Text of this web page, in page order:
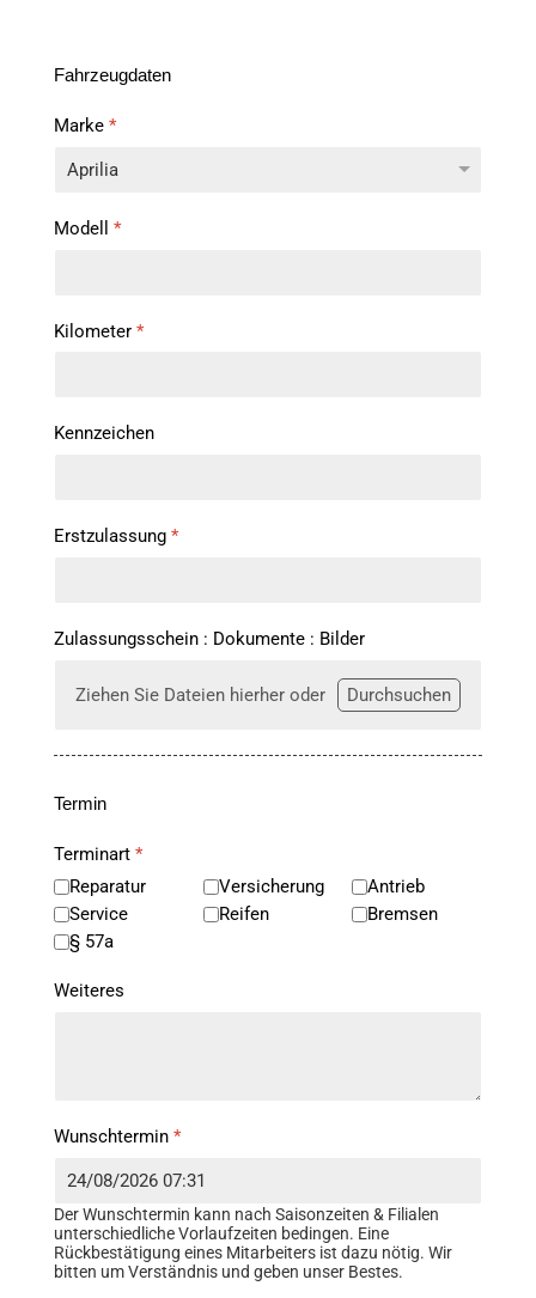
Fahrzeugdaten
Marke *
Modell *
Kilometer *
Kennzeichen
Erstzulassung *
Zulassungsschein : Dokumente : Bilder
Ziehen Sie Dateien hierher oder Durchsuchen
Termin
Terminart *
Reparatur
Versicherung
Antrieb
Service
Reifen
Bremsen
§ 57a
Weiteres
Wunschtermin *
Der Wunschtermin kann nach Saisonzeiten & Filialen
unterschiedliche Vorlaufzeiten bedingen. Eine
Rückbestätigung eines Mitarbeiters ist dazu nötig. Wir
bitten um Verständnis und geben unser Bestes.